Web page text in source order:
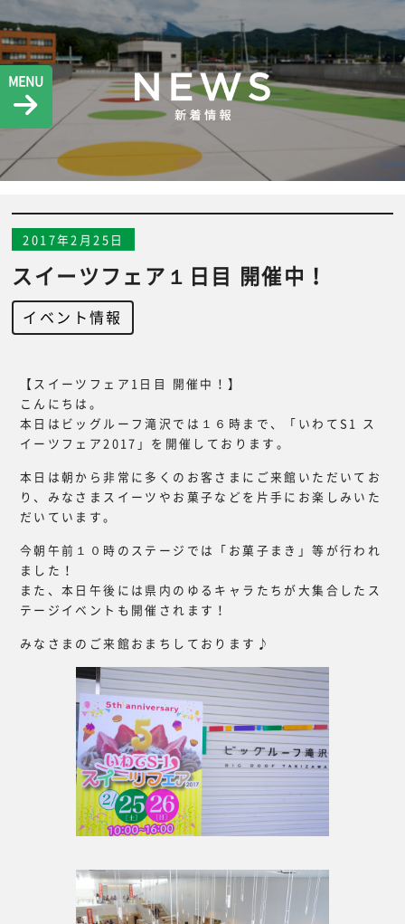
MENU
2017年2月25日
スイーツフェア１日目 開催中！
イベント情報
【スイーツフェア1日目 開催中！】
こんにちは。
本日はビッグルーフ滝沢では１６時まで、「いわてS1 ス
イーツフェア2017」を開催しております。
本日は朝から非常に多くのお客さまにご来館いただいてお
り、みなさまスイーツやお菓子などを片手にお楽しみいた
だいています。
今朝午前１０時のステージでは「お菓子まき」等が行われ
ました！
また、本日午後には県内のゆるキャラたちが大集合したス
テージイベントも開催されます！
みなさまのご来館おまちしております♪